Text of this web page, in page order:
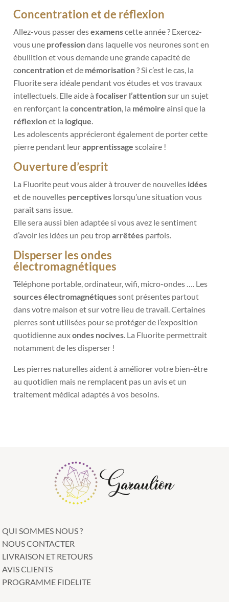
Concentration et de réflexion
Allez-vous passer desexamenscette année ? Exercez-
vous une professiondans laquelle vos neurones sont en
ébullition et vous demande une grande capacité de
concentrationet de mémorisation? Si c’est le cas, la
Fluorite sera idéale pendant vos études et vos travaux
intellectuels. Elle aide àfocaliser l’attentionsur un sujet
en renforçant laconcentration, la mémoire ainsi que la
réflexionet la logique.
Les adolescents apprécieront également de porter cette
pierre pendant leurapprentissage scolaire !
Ouverture d’esprit
La Fluorite peut vous aider à trouver de nouvelles idées
et de nouvelles perceptives lorsqu’une situation vous
paraît sans issue.
Elle sera aussi bien adaptée si vous avez le sentiment
d’avoir les idées un peu troparrêtées parfois.
Disperser les ondes
électromagnétiques
Téléphone portable, ordinateur, wifi, micro-ondes …. Les
sources électromagnétiquessont présentes partout
dans votre maison et sur votre lieu de travail. Certaines
pierres sont utilisées pour se protéger de l’exposition
quotidienne auxondes nocives. La Fluorite permettrait
notamment de les disperser !
Les pierres naturelles aident à améliorer votre bien-être
au quotidien mais ne remplacent pas un avis et un
traitement médical adaptés à vos besoins.
QUI SOMMES NOUS ?
NOUS CONTACTER
LIVRAISON ET RETOURS
AVIS CLIENTS
PROGRAMME FIDELITE